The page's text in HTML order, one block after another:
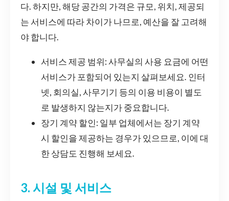
다. 하지만, 해당 공간의 가격은 규모, 위치, 제공되
는 서비스에 따라 차이가 나므로, 예산을 잘 고려해
야 합니다.
서비스 제공 범위: 사무실의 사용 요금에 어떤
서비스가 포함되어 있는지 살펴보세요. 인터
넷, 회의실, 사무기기 등의 이용 비용이 별도
로 발생하지 않는지가 중요합니다.
장기 계약 할인: 일부 업체에서는 장기 계약
시 할인을 제공하는 경우가 있으므로, 이에 대
한 상담도 진행해 보세요.
3. 시설 및 서비스